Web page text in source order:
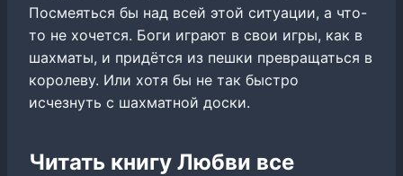
Посмеяться бы над всей этой ситуации, а что-
то не хочется. Боги играют в свои игры, как в
шахматы, и придётся из пешки превращаться в
королеву. Или хотя бы не так быстро
исчезнуть с шахматной доски.
Читать книгу Любви все